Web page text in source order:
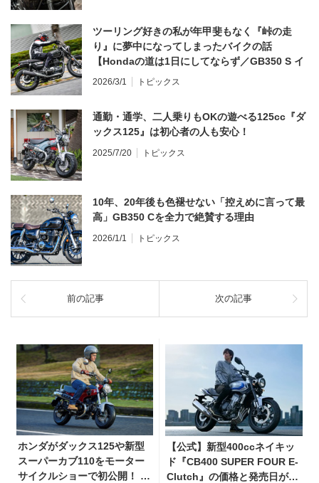
ツーリング好きの私が年甲斐もなく『峠の走
り』に夢中になってしまったバイクの話
【Hondaの道は1日にしてならず／GB350 S イ
ンプレ・レビュー 前編】
2026/3/1 トピックス
通勤・通学、二人乗りもOKの遊べる125cc『ダ
ックス125』は初心者の人も安心！
2025/7/20 トピックス
10年、20年後も色褪せない「控えめに言って最
高」GB350 Cを全力で絶賛する理由
2026/1/1 トピックス
前の記事 次の記事
ホンダがダックス125や新型
スーパーカブ110をモーター
サイクルショーで初公開！ 海
【公式】新型400ccネイキッ
ド『CB400 SUPER FOUR E-
Clutch』の価格と発売日が決